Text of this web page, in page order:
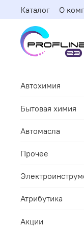
Каталог О
Автохимия
Бытовая химия
Автомасла
Прочее
Атрибутика
Акции